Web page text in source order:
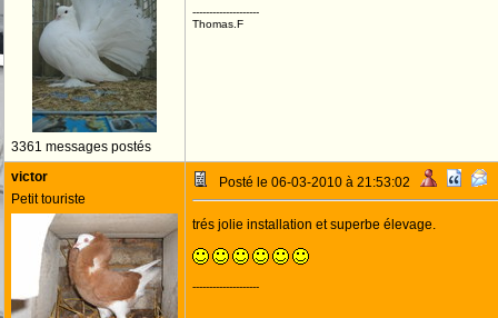
3361 messages postés
--------------------
Thomas.F
victor
Petit touriste
Posté le 06-03-2010 à 21:53:02
trés jolie installation et superbe élevage.
--------------------